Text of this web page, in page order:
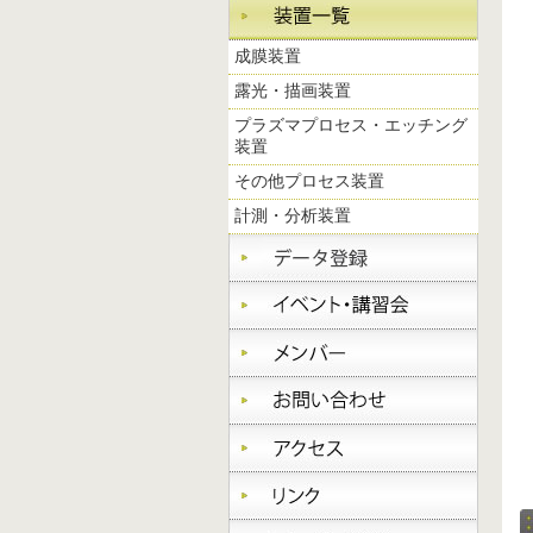
成膜装置
露光・描画装置
プラズマプロセス・エッチング
装置
その他プロセス装置
計測・分析装置